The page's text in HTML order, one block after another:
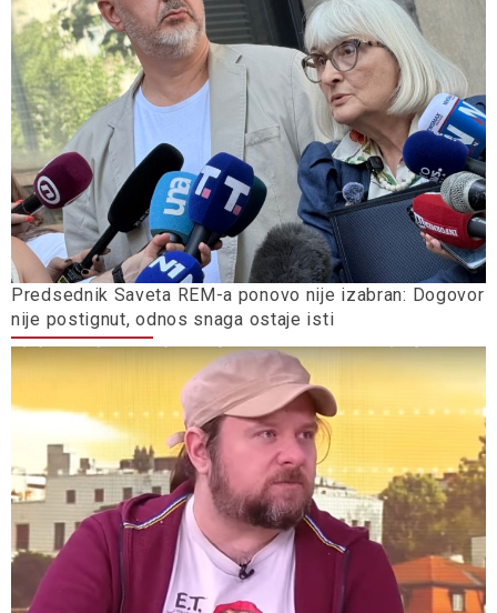
Predsednik Saveta REM-a ponovo nije izabran: Dogovor
nije postignut, odnos snaga ostaje isti